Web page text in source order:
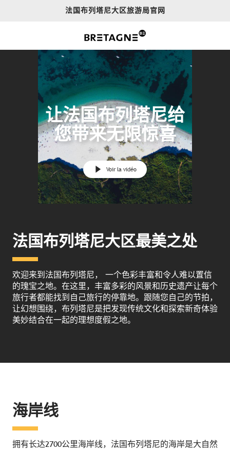
法国布列塔尼大区旅游局官网
让法国布列塔尼给
您带来无限惊喜
Voir la vidéo
法国布列塔尼大区最美之处
欢迎来到法国布列塔尼， 一个色彩丰富和令人难以置信
的瑰宝之地。在这里，丰富多彩的风景和历史遗产让每个
旅行者都能找到自己旅行的停靠地。跟随您自己的节拍，
让幻想围绕，布列塔尼是把发现传统文化和探索新奇体验
美妙结合在一起的理想度假之地。
海岸线
拥有长达2700公里海岸线，法国布列塔尼的海岸是大自然